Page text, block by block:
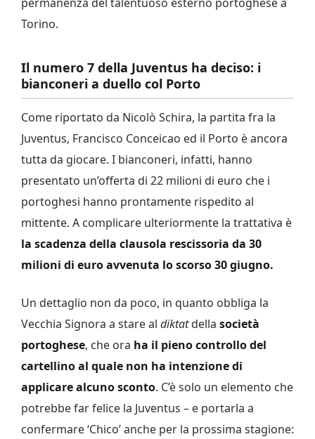
Torino.
Il numero 7 della Juventus ha deciso: i
bianconeri a duello col Porto
Come riportato da Nicolò Schira, la partita fra la
Juventus, Francisco Conceicao ed il Porto è ancora
tutta da giocare. I bianconeri, infatti, hanno
presentato un’offerta di 22 milioni di euro che i
portoghesi hanno prontamente rispedito al
mittente. A complicare ulteriormente la trattativa è
la scadenza della clausola rescissoria da 30
milioni di euro avvenuta lo scorso 30 giugno.
Un dettaglio non da poco, in quanto obbliga la
Vecchia Signora a stare al diktatdella società
portoghese, che ora ha il pieno controllo del
cartellino al quale non ha intenzione di
applicare alcuno sconto. C’è solo un elemento che
potrebbe far felice la Juventus – e portarla a
confermare ‘Chico’ anche per la prossima stagione: